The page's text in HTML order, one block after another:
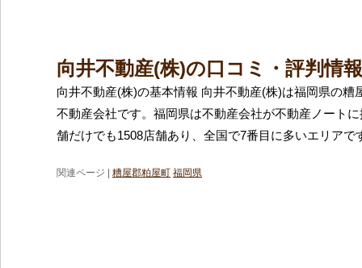
向井不動産(株)の口コミ・評判情報
向井不動産(株)の基本情報 向井不動産(株)は福岡県の糟
不動産会社です。福岡県は不動産会社が不動産ノート
舗だけでも1508店舗あり、全国で7番目に多いエリアで
関連ページ | 糟屋郡粕屋町 福岡県